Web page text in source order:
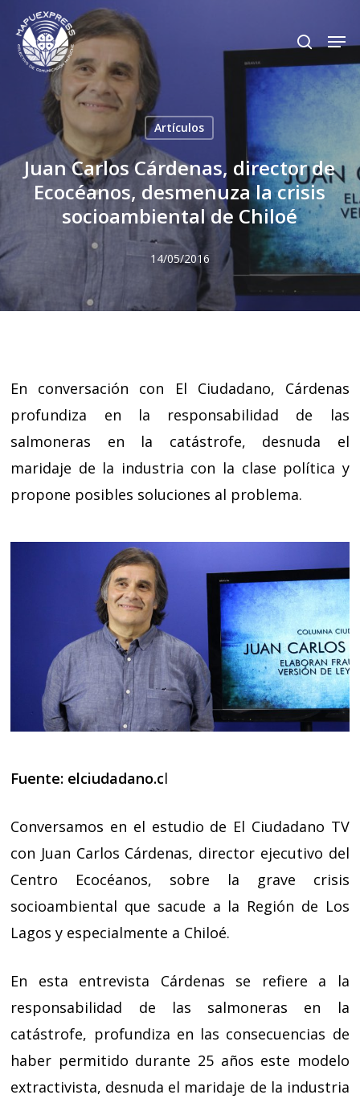
Skip
main
content
search
Artículos
Juan Carlos Cárdenas, director de
Ecocéanos, desmenuza la crisis
socioambiental de Chiloé
14/05/2016
En conversación con El Ciudadano, Cárdenas
profundiza en la responsabilidad de las
salmoneras en la catástrofe, desnuda el
maridaje de la industria con la clase política y
propone posibles soluciones al problema.
Fuente: elciudadano.cl
Conversamos en el estudio de El Ciudadano TV
con Juan Carlos Cárdenas, director ejecutivo del
Centro Ecocéanos, sobre la grave crisis
socioambiental que sacude a la Región de Los
Lagos y especialmente a Chiloé.
En esta entrevista Cárdenas se refiere a la
responsabilidad de las salmoneras en la
catástrofe, profundiza en las consecuencias de
haber permitido durante 25 años este modelo
extractivista, desnuda el maridaje de la industria
Close
Menu